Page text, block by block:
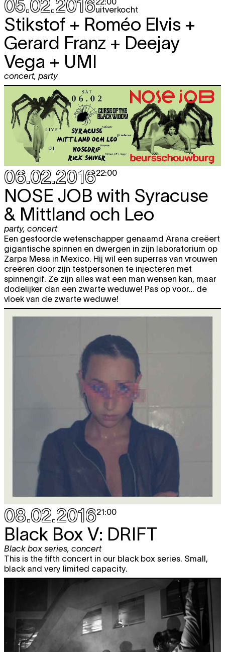
05.02.2016uitverkocht
Stikstof + Roméo Elvis +
Gerard Franz + Deejay
Vega + UMI
concert, party
06.02.201622:00
NOSE JOB with Syracuse
& Mittland och Leo
party, concert
Een gestoorde wetenschapper genaamd Arana creëert
gigantische spinnen en dwergen in zijn laboratorium op
Zarpa Mesa in Mexico. Hij wil een superras van vrouwen
creëren door zijn testpersonen te injecteren met
spinnengif. Ze zijn alles wat een man wensen kan, maar
dodelijker dan een zwarte weduwe! Pas op voor… de
vloek van de zwarte weduwe!
08.02.201621:00
Black Box V: DRIFT
Black box series, concert
This is the fifth concert in our black box series. Small,
black and very limited capacity.